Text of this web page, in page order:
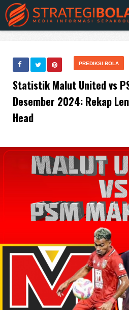
PREDIKSI BOLA
Statistik Malut United vs
Desember 2024: Rekap
Head